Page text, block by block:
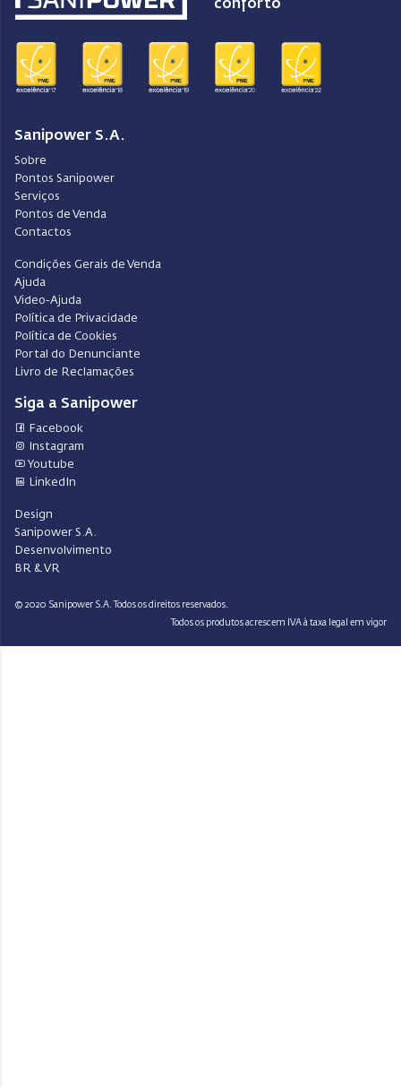
conforto
Sanipower S.A.
Sobre
Pontos Sanipower
Serviços
Pontos de Venda
Contactos
Condições Gerais de Venda
Ajuda
Video-Ajuda
Política de Privacidade
Política de Cookies
Portal do Denunciante
Livro de Reclamações
Siga a Sanipower
Facebook
Instagram
Youtube
LinkedIn
Design
Sanipower S.A.
Desenvolvimento
BR & VR
© 2020 Sanipower S.A. Todos os direitos reservados.
Todos os produtos acrescem IVA à taxa legal em vigor